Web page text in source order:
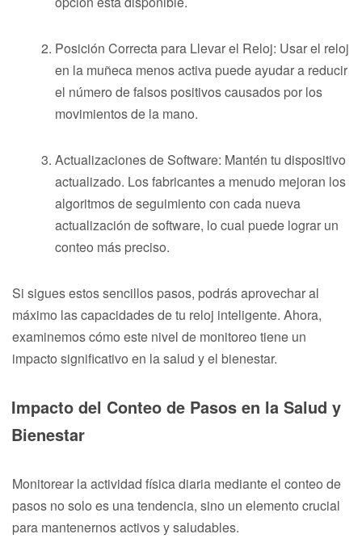
Posición Correcta para Llevar el Reloj: Usar el reloj
en la muñeca menos activa puede ayudar a reducir
el número de falsos positivos causados por los
movimientos de la mano.
Actualizaciones de Software: Mantén tu dispositivo
actualizado. Los fabricantes a menudo mejoran los
algoritmos de seguimiento con cada nueva
actualización de software, lo cual puede lograr un
conteo más preciso.
Si sigues estos sencillos pasos, podrás aprovechar al
máximo las capacidades de tu reloj inteligente. Ahora,
examinemos cómo este nivel de monitoreo tiene un
impacto significativo en la salud y el bienestar.
Impacto del Conteo de Pasos en la Salud y
Bienestar
Monitorear la actividad física diaria mediante el conteo de
pasos no solo es una tendencia, sino un elemento crucial
para mantenernos activos y saludables.